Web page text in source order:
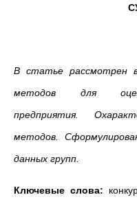
В статье рассмотрен
методов для
предприятия.
методов.
данных групп.
Ключевые слова: